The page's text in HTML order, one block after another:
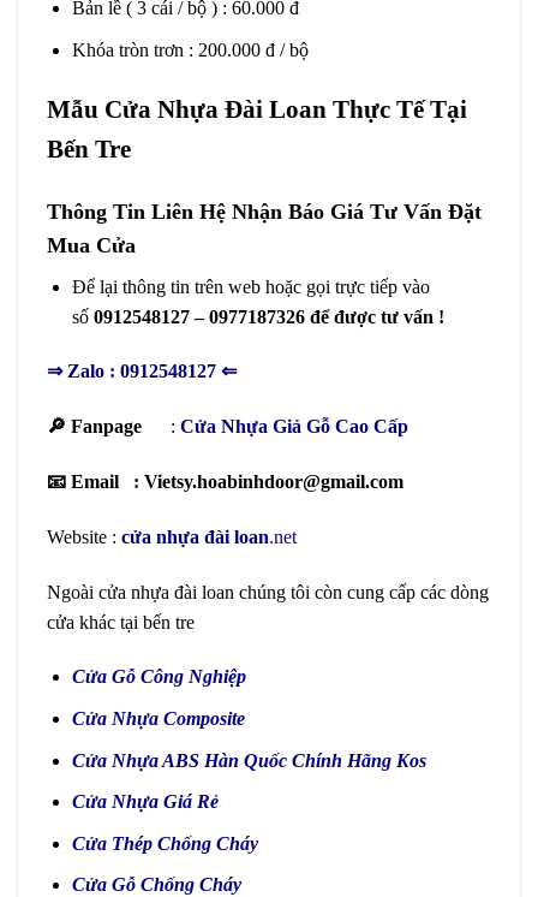
Bản lề ( 3 cái / bộ ) : 60.000 đ
Khóa tròn trơn : 200.000 đ / bộ
Mẫu Cửa Nhựa Đài Loan Thực Tế Tại
Bến Tre
Thông Tin Liên Hệ Nhận Báo Giá Tư Vấn Đặt
Mua Cửa
Để lại thông tin trên web hoặc gọi trực tiếp vào
số 0912548127 – 0977187326 để được tư vấn !
⇒Zalo : 0912548127 ⇐
🔎 Fanpage : Cửa Nhựa Giả Gỗ Cao Cấp
📧 Email : Vietsy.hoabinhdoor@gmail.com
Website : cửa nhựa đài loan.net
Ngoài cửa nhựa đài loan chúng tôi còn cung cấp các dòng
cửa khác tại bến tre
Cửa Gỗ Công Nghiệp
Cửa Nhựa Composite
Cửa Nhựa ABS Hàn QuốcChính Hãng Kos
Cửa Nhựa Giá Rẻ
Cửa Thép Chống Cháy
Cửa Gỗ Chống Cháy